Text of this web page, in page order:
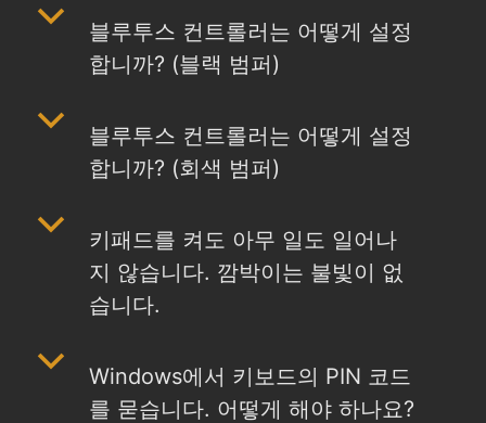
b
블루투스 컨트롤러는 어떻게 설정
합니까? (블랙 범퍼)
b
블루투스 컨트롤러는 어떻게 설정
합니까? (회색 범퍼)
b
키패드를 켜도 아무 일도 일어나
지 않습니다. 깜박이는 불빛이 없
습니다.
b
Windows에서 키보드의 PIN 코드
를 묻습니다. 어떻게 해야 하나요?